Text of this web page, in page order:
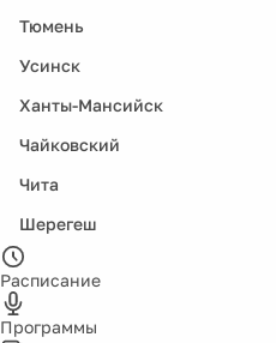
Тюмень
Усинск
Ханты-Мансийск
Чайковский
Чита
Шерегеш
Расписание
Программы